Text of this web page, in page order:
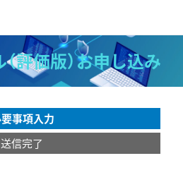
評価版）お申し込み
事項入力
信完了